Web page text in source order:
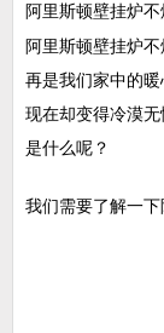
阿里斯顿壁挂炉
阿里斯顿壁挂炉
再是我们家中的
现在却变得冷漠
是什么呢？
我们需要了解一下